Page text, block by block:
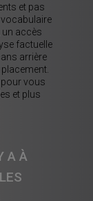
et pas
un accès
factuelle
arrière
pour vous
et plus
A À